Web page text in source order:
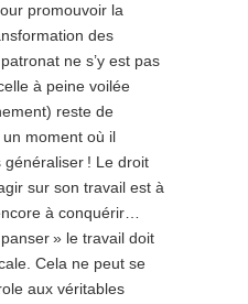
promouvoir la
des
ne s’y est pas
à peine voilée
reste de
moment où il
! Le droit
sur son travail est à
à conquérir…
» le travail doit
Cela ne peut se
aux véritables